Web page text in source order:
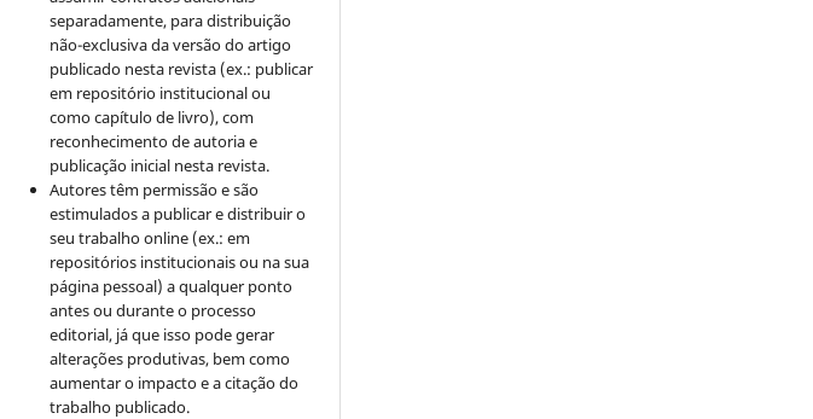
separadamente, para distribuição
não-exclusiva da versão do artigo
publicado nesta revista (ex.: publicar
em repositório institucional ou
como capítulo de livro), com
reconhecimento de autoria e
publicação inicial nesta revista.
Autores têm permissão e são
estimulados a publicar e distribuir o
seu trabalho online (ex.: em
repositórios institucionais ou na sua
página pessoal) a qualquer ponto
antes ou durante o processo
editorial, já que isso pode gerar
alterações produtivas, bem como
aumentar o impacto e a citação do
trabalho publicado.